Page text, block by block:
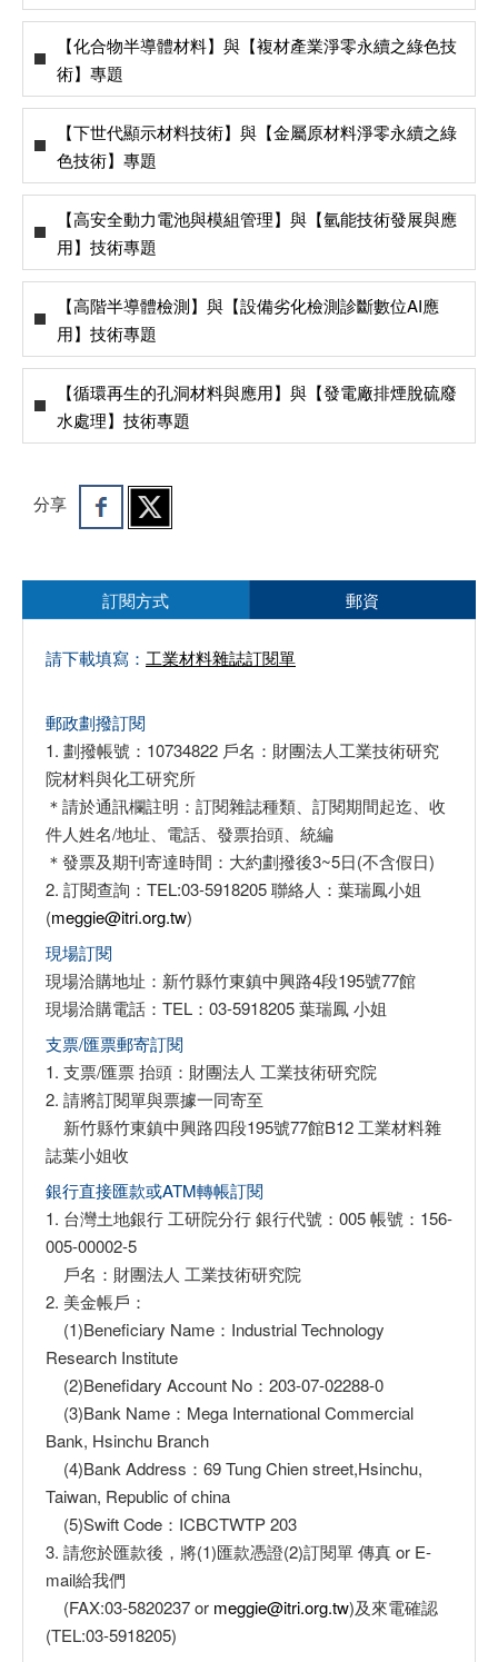
【化合物半導體材料】與【複材產業淨零永續之綠色技
術】專題
【下世代顯示材料技術】與【金屬原材料淨零永續之綠
色技術】專題
【高安全動力電池與模組管理】與【氫能技術發展與應
用】技術專題
【高階半導體檢測】與【設備劣化檢測診斷數位AI應
用】技術專題
【循環再生的孔洞材料與應用】與【發電廠排煙脫硫廢
水處理】技術專題
分享
訂閱方式 郵資
請下載填寫： 工業材料雜誌訂閱單
郵政劃撥訂閱
1. 劃撥帳號：10734822 戶名：財團法人工業技術研究
院材料與化工研究所
＊請於通訊欄註明：訂閱雜誌種類、訂閱期間起迄、收
件人姓名/地址、電話、發票抬頭、統編
＊發票及期刊寄達時間：大約劃撥後3~5日(不含假日)
2. 訂閱查詢：TEL:03-5918205 聯絡人：葉瑞鳳小姐
(meggie@itri.org.tw)
現場訂閱
現場洽購地址：新竹縣竹東鎮中興路4段195號77館
現場洽購電話：TEL：03-5918205 葉瑞鳳 小姐
支票/匯票郵寄訂閱
1. 支票/匯票 抬頭：財團法人 工業技術研究院
2. 請將訂閱單與票據一同寄至
新竹縣竹東鎮中興路四段195號77館B12 工業材料雜
誌葉小姐收
銀行直接匯款或ATM轉帳訂閱
1. 台灣土地銀行 工研院分行 銀行代號：005 帳號：156-
005-00002-5
戶名：財團法人 工業技術研究院
2. 美金帳戶：
(1)Beneficiary Name：Industrial Technology
Research Institute
(2)Benefidary Account No：203-07-02288-0
(3)Bank Name：Mega International Commercial
Bank, Hsinchu Branch
(4)Bank Address：69 Tung Chien street,Hsinchu,
Taiwan, Republic of china
(5)Swift Code：ICBCTWTP 203
3. 請您於匯款後，將(1)匯款憑證(2)訂閱單 傳真 or E-
mail給我們
(FAX:03-5820237 or meggie@itri.org.tw)及來電確認
(TEL:03-5918205)